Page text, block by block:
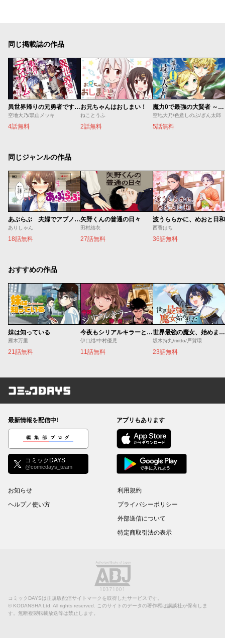
同じ掲載誌の作品
異世界帰りの元勇者ですが、デスゲームに巻き込まれました
空地大乃/黒山メッキ
4話無料
お兄ちゃんはおしまい！
ねことうふ
2話無料
魔力0で最強の大賢者 ～それは魔法ではない、物理だ！～
空地大乃/色意しのぶ/ぎん太郎
5話無料
同じジャンルの作品
あぶらぶ 夫婦でアブノーマルなラブしませんか？
ありしゃん
18話無料
矢野くんの普通の日々
田村結衣
27話無料
波うららかに、めおと日和
西香はち
36話無料
おすすめの作品
妹は知っている
雁木万里
21話無料
今夜もシリアルキラーと待ち合わせ
伊口紺/中村優児
11話無料
世界最強の魔女、始めました ～私だけ『攻略サイト』を見れる世界で自由に生きます～
坂木持丸/riritto/戸賀環
23話無料
コミックDAYS
最新情報を配信中!
編集部ブログ
コミックDAYS
@comicdays_team
アプリもあります
お知らせ
ヘルプ／使い方
利用規約
プライバシーポリシー
外部送信について
特定商取引法の表示
コミックDAYSは正規版配信サイトマークを取得したサービスです。
© KODANSHA Ltd. All rights reserved. このサイトのデータの著作権は講談社が保有しま
す。無断複製転載放送等は禁止します。